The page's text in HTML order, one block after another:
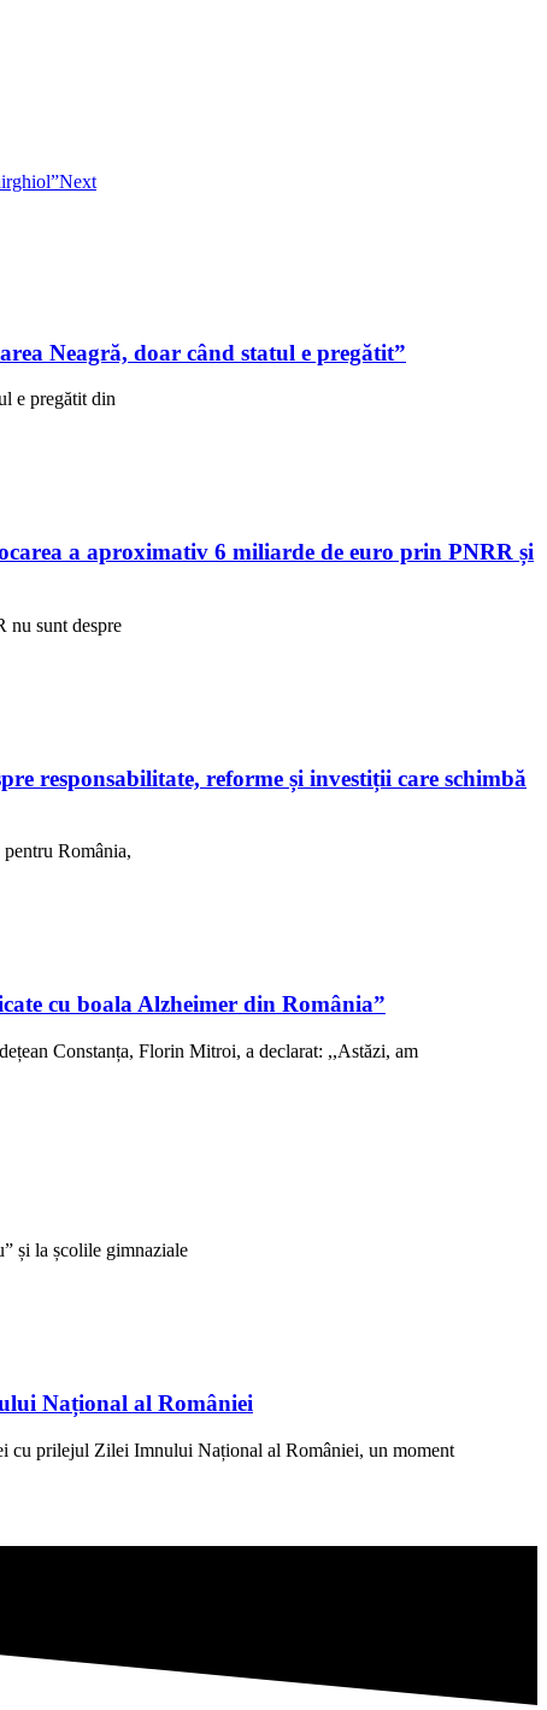
Next
Neagră, doar când statul e pregătit”
e pregătit din
a aproximativ 6 miliarde de euro prin PNRR și
nu sunt despre
responsabilitate, reforme și investiții care schimbă
România,
cu boala Alzheimer din România”
Constanța, Florin Mitroi, a declarat: ,,Astăzi, am
și la școlile gimnaziale
Național al României
cu prilejul Zilei Imnului Național al României, un moment